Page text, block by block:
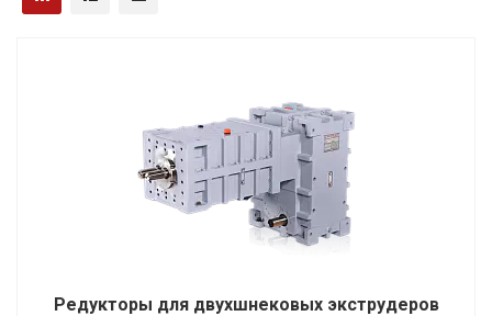
Редукторы для двухшнековых экструдеров